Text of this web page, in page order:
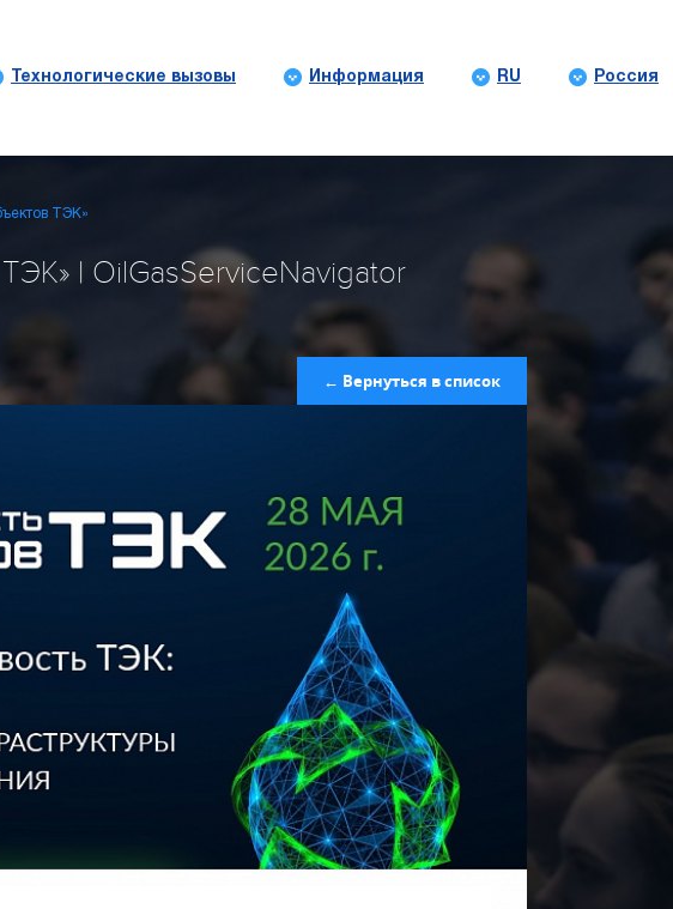
Технологические вызовы Информация RU Россия
ТЭК»
| OilGasServiceNavigator
← Вернуться в список